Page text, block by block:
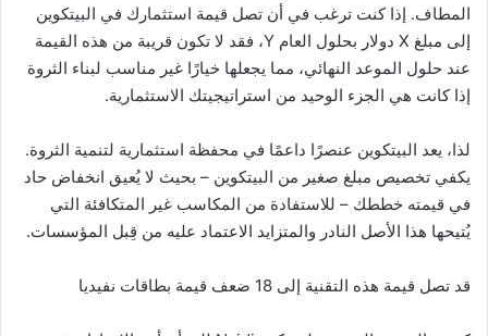
المطاف. إذا كنت ترغب في أن تصل قيمة استثمارك في البيتكوين
إلى مبلغ X دولار بحلول العام Y، فقد لا تكون قريبة من هذه القيمة
عند حلول الموعد النهائي، مما يجعلها خيارًا غير مناسب لبناء الثروة
إذا كانت هي الجزء الوحيد من استراتيجيتك الاستثمارية.
لذا، يعد البيتكوين عنصرًا داعمًا في محفظة استثمارية لتنمية الثروة.
يكفي تخصيص مبلغ صغير من البيتكوين – بحيث لا يُعيق انخفاض حاد
في قيمته خططك – للاستفادة من المكاسب غير المتكافئة التي
يُتيحها هذا الأصل النادر والمتزايد الاعتماد عليه من قِبل المؤسسات.
قد تصل قيمة هذه التقنية إلى 18 ضعف قيمة بطاقات نفيديا